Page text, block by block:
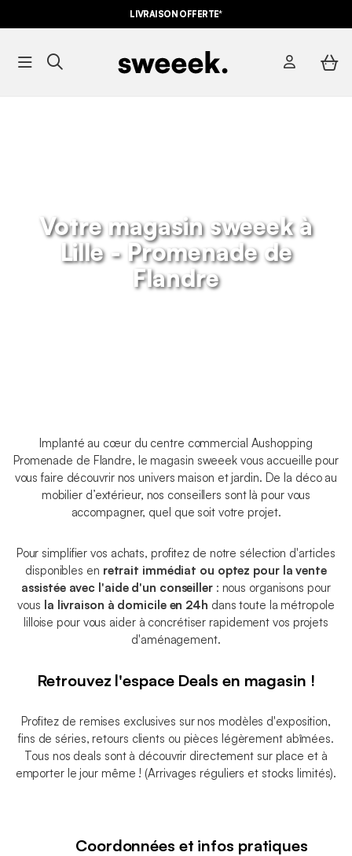
LIVRAISON OFFERTE*
Votre magasin sweeek à
Lille - Promenade de
Flandre
Implanté au cœur du centre commercial Aushopping
Promenade de Flandre, le magasin sweeek vous accueille pour
vous faire découvrir nos univers maison et jardin. De la déco au
mobilier d’extérieur, nos conseillers sont là pour vous
accompagner, quel que soit votre projet.
Pour simplifier vos achats, profitez de notre sélection d'articles
disponibles en retrait immédiat ou optez pour la vente
assistée avec l'aide d'un conseiller: nous organisons pour
vous la livraison à domicile en 24h dans toute la métropole
lilloise pour vous aider à concrétiser rapidement vos projets
d'aménagement.
Retrouvez l'espace Deals en magasin !
Profitez de remises exclusives sur nos modèles d'exposition,
fins de séries, retours clients ou pièces légèrement abîmées.
Tous nos deals sont à découvrir directement sur place et à
emporter le jour même ! (Arrivages réguliers et stocks limités).
Coordonnées et infos pratiques